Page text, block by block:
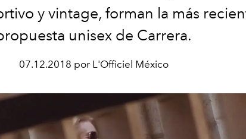
y vintage, forman la más
unisex de Carrera.
07.12.2018 por L'Officiel México